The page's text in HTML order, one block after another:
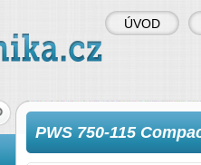
PWS 750-115
ÚVOD